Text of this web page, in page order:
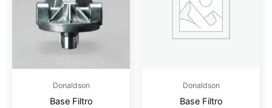
Donaldson
Base Filtro
Donaldson
Base Filtro